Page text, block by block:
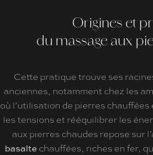
Origines et
du massage aux
Cette pratique trouve ses
anciennes, notamment chez les
où l’utilisation de pierres
les tensions et rééquilibrer les
aux pierres chaudes repose sur
basalte chauffées, riches en fer,